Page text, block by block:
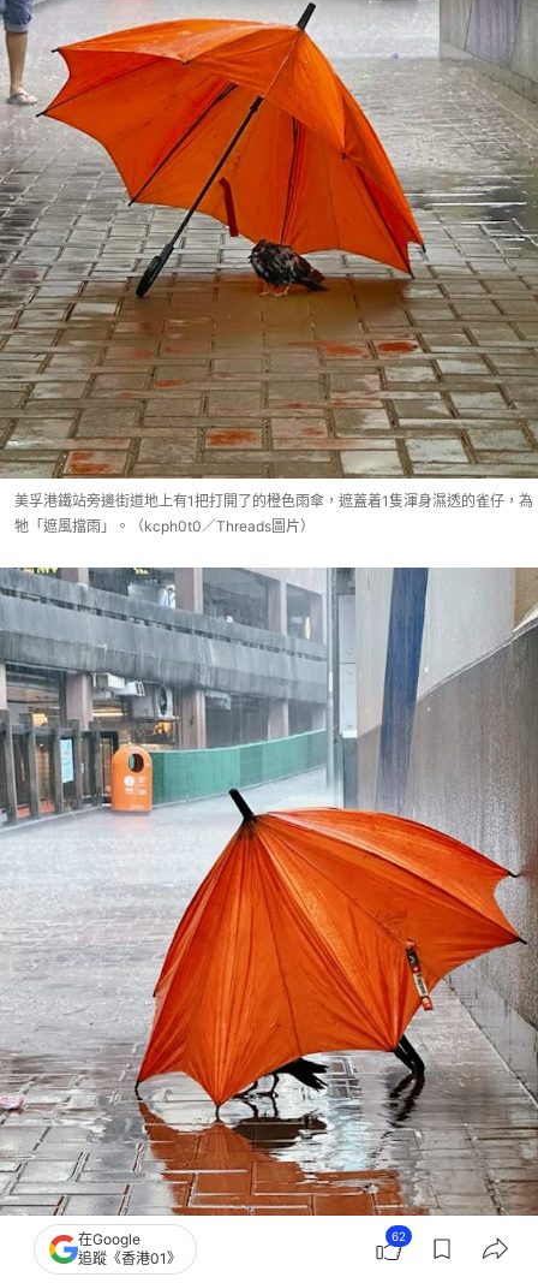
美孚港鐵站旁邊街道地上有1把打開了的橙色雨傘，遮蓋着1隻渾身濕透的雀仔，為
牠「遮風擋雨」。（kcph0t0／Threads圖片）
在Google
追蹤《香港01》
62